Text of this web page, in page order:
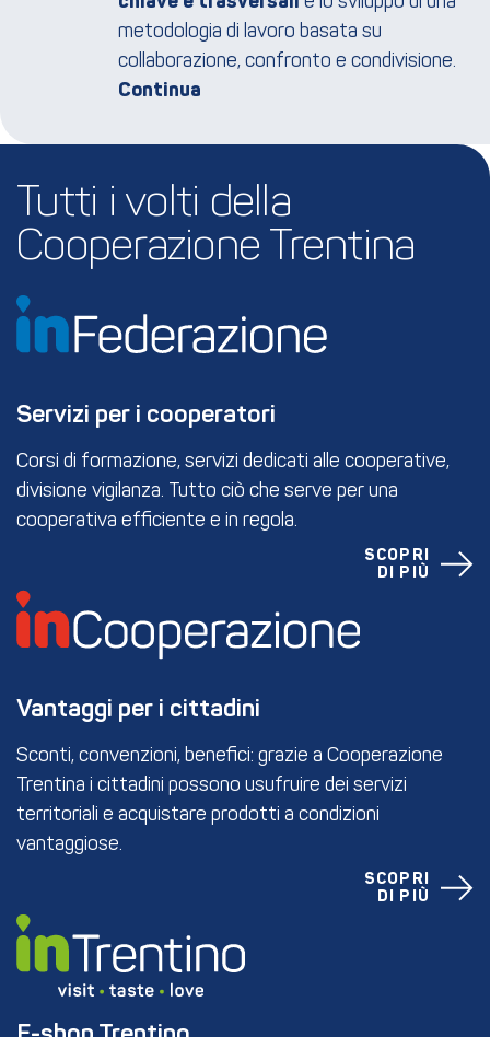
metodologia di lavoro basata su
collaborazione, confronto e condivisione.
Tutti i volti della
Cooperazione Trentina
Servizi per i cooperatori
Corsi di formazione, servizi dedicati alle cooperative,
divisione vigilanza. Tutto ciò che serve per una
cooperativa efficiente e in regola.
SCOPRI
DI PIÙ
Vantaggi per i cittadini
Sconti, convenzioni, benefici: grazie a Cooperazione
Trentina i cittadini possono usufruire dei servizi
territoriali e acquistare prodotti a condizioni
vantaggiose.
SCOPRI
DI PIÙ